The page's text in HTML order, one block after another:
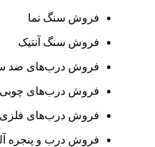
فروش سنگ نما
فروش سنگ آنتیک
فروش درب‌های ضد
فروش درب‌های چوبی
فروش درب‌های فلزی
فروش درب و پنجره